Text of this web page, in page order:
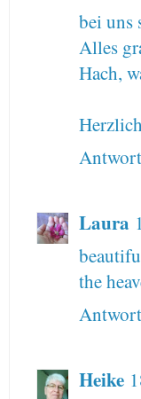
bei uns
Alles
Hach,
Laura
the
Heike